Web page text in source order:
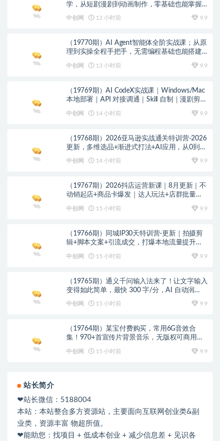
学，从短剧漫剧到动画制作，零基础也能掌握
中创网 12 小时前 9.9
（19770期）AI Agent智能体全阶实战课；从原
理到实操全程手把手，无需编程基础也能搭建
中创网 13 小时前 9.9
（19769期）AI CodeX实战课｜Windows/Mac
本地部署｜API 对接调通｜Skill 自制｜漫剧剪辑
中创网 14 小时前 9.9
（19768期）2026亚马逊实战通关特训营-2026
更新，多维选品+渐进式打法+AI应用，从0到1
中创网 14 小时前 9.9
（19767期）2026抖店运营新课｜8月更新｜不
动销起店+商品卡爆发｜达人玩法+店群批量复
中创网 15 小时前 9.9
（19766期）同城IP30天特训营-更新｜拍摄剪
辑+脚本文案+引流成交，打爆本地流量提升门
中创网 15 小时前 9.9
（19765期）通义千问输入法来了！让文字输入
变得如此简单，最快 300 字/分，AI 自动润
中创网 15 小时前 9.9
（19764期）某宝付费购买，常用6G音效合
集！970+首宣传片背景音乐，无版权可商用大
中创网 15 小时前 9.9
站长简介
❤站长微信：5188004
本站：本站整合多方资源站，主要面向互联网创业类&副
业类，资源丰富 物超所值。
❤能助您：找项目 + 低成本创业 + 减少信息差 + 见识各